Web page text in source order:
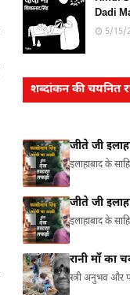
Dadi
5/15/
शब्दांकन की चयनित
जीते जी
इलाहाबाद के
जीते जी
इलाहाबाद के
रानी माँ का
स्त्री अनुभव और